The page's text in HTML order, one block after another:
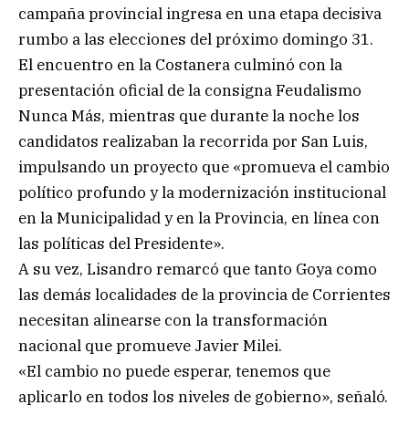
campaña provincial ingresa en una etapa decisiva
rumbo a las elecciones del próximo domingo 31.
El encuentro en la Costanera culminó con la
presentación oficial de la consigna Feudalismo
Nunca Más, mientras que durante la noche los
candidatos realizaban la recorrida por San Luis,
impulsando un proyecto que «promueva el cambio
político profundo y la modernización institucional
en la Municipalidad y en la Provincia, en línea con
las políticas del Presidente».
A su vez, Lisandro remarcó que tanto Goya como
las demás localidades de la provincia de Corrientes
necesitan alinearse con la transformación
nacional que promueve Javier Milei.
«El cambio no puede esperar, tenemos que
aplicarlo en todos los niveles de gobierno», señaló.